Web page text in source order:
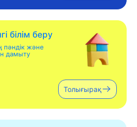
білім беру
пәндік және
дамыту
Толығырақ